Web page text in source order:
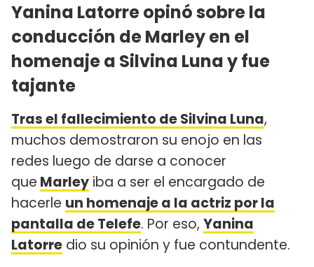
Yanina Latorre opinó sobre la
conducción de Marley en el
homenaje a Silvina Luna y fue
tajante
Tras el fallecimiento de Silvina Luna,
muchos demostraron su enojo en las
redes luego de darse a conocer
que Marley iba a ser el encargado de
hacerle un homenaje a la actriz por la
pantalla de Telefe. Por eso, Yanina
Latorre dio su opinión y fue contundente.